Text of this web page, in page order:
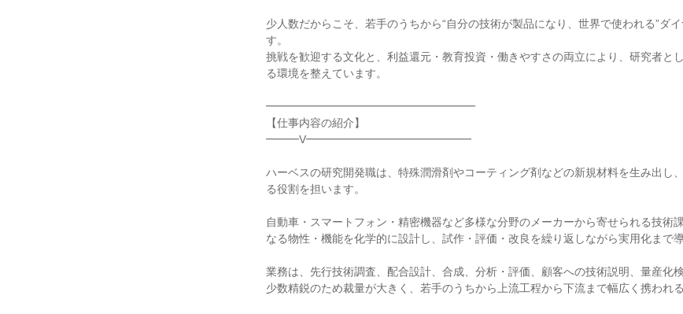
少人数だからこそ、若手のうちから“自分の技術が製品になり、世界で使われる”ダ
す。
挑戦を歓迎する文化と、利益還元・教育投資・働きやすさの両立により、研究者と
る環境を整えています。
━━━━━━━━━━━━━━━━━━━
【仕事内容の紹介】
━━━V━━━━━━━━━━━━━━━
ハーベスの研究開発職は、特殊潤滑剤やコーティング剤などの新規材料を生み出し
る役割を担います。
自動車・スマートフォン・精密機器など多様な分野のメーカーから寄せられる技術
なる物性・機能を化学的に設計し、試作・評価・改良を繰り返しながら実用化まで導
業務は、先行技術調査、配合設計、合成、分析・評価、顧客への技術説明、量産化
少数精鋭のため裁量が大きく、若手のうちから上流工程から下流まで幅広く携われ